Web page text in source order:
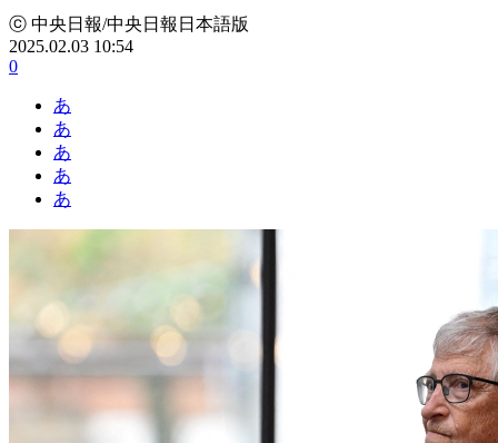
ⓒ 中央日報/中央日報日本語版
2025.02.03 10:54
0
あ
あ
あ
あ
あ